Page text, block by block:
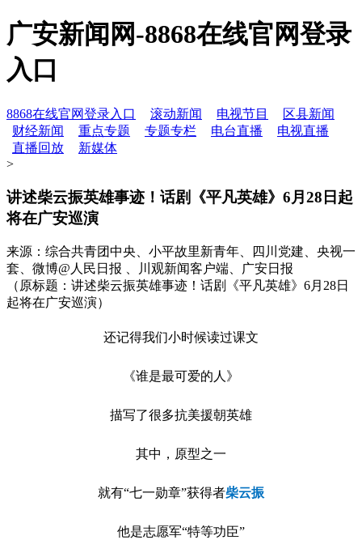
广安新闻网-8868在线官网登录
入口
8868在线官网登录入口 滚动新闻 电视节目
区县新闻
财经新闻
重点专题 专题专栏 电台直播
电视直播
直播回放
新媒体
>
讲述柴云振英雄事迹！话剧《平凡英雄》6月28日起
将在广安巡演
来源：综合共青团中央、小平故里新青年、四川党建、央视一
套、微博@人民日报 、川观新闻客户端、广安日报
（原标题：讲述柴云振英雄事迹！话剧《平凡英雄》6月28日
起将在广安巡演）
还记得我们小时候读过课文
《谁是最可爱的人》
描写了很多抗美援朝英雄
其中，原型之一
就有“七一勋章”获得者柴云振
他是志愿军“特等功臣”